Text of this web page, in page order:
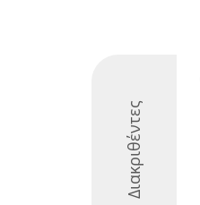
Διακριθέντες